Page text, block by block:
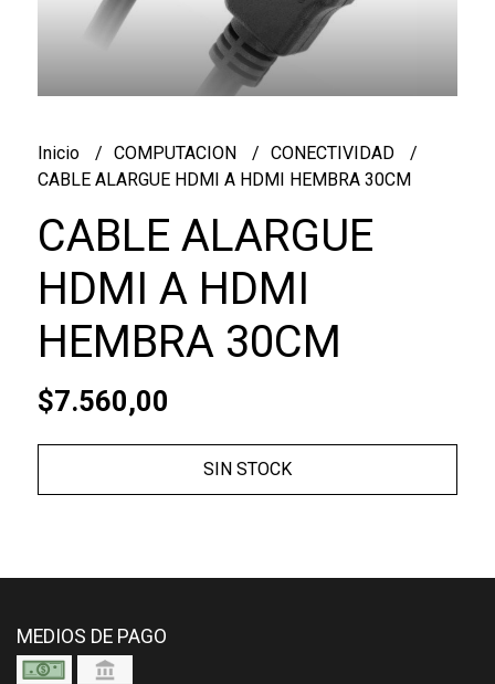
Inicio COMPUTACION
CONECTIVIDAD
CABLE ALARGUE HDMI A HDMI HEMBRA 30CM
CABLE ALARGUE
HDMI A HDMI
HEMBRA 30CM
$7.560,00
SIN STOCK
MEDIOS DE PAGO